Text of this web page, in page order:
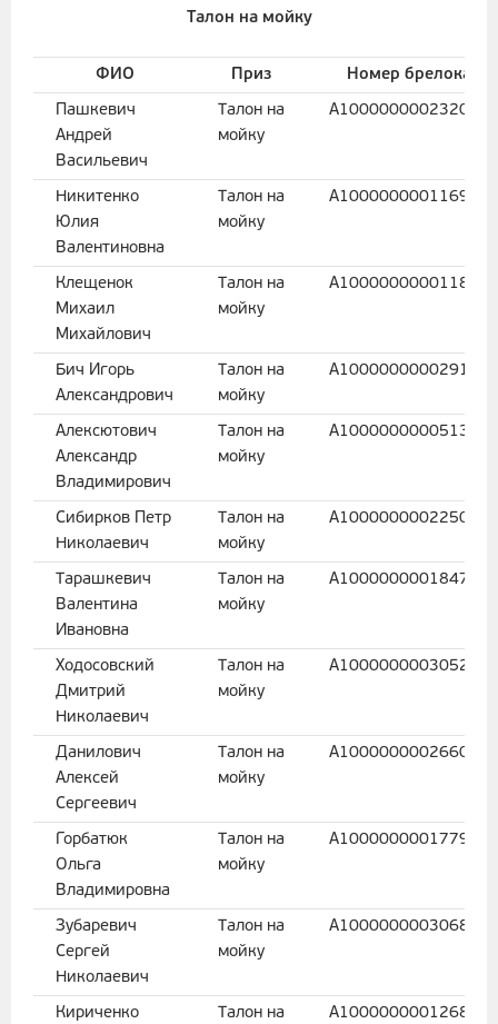
Талон на мойку
ФИО Приз Номер брелока
Пашкевич
Андрей
Васильевич
Талон на
мойку
A100000000232027
Никитенко
Юлия
Валентиновна
Талон на
мойку
A100000000116930
Клещенок
Михаил
Михайлович
Талон на
мойку
A100000000011859
Бич Игорь
Александрович
Талон на
мойку
A100000000029144
Алексютович
Александр
Владимирович
Талон на
мойку
A100000000051396
Сибирков Петр
Николаевич
Талон на
мойку
A100000000225032
Тарашкевич
Валентина
Ивановна
Талон на
мойку
A100000000184773
Ходосовский
Дмитрий
Николаевич
Талон на
мойку
A100000000305230
Данилович
Алексей
Сергеевич
Талон на
мойку
A100000000266002
Горбатюк
Ольга
Владимировна
Талон на
мойку
A100000000177937
Зубаревич
Сергей
Николаевич
Талон на
мойку
A100000000306853
Кириченко
Талон на
A100000000126868